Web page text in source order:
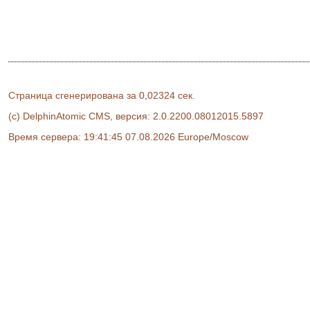
Страница сгенерирована за 0,02324 сек.
(c) DelphinAtomic CMS, версия: 2.0.2200.08012015.5897
Время сервера: 19:41:45 07.08.2026 Europe/Moscow